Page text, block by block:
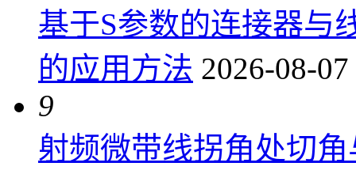
基于S参数的连接器与
的应用方法 2026-08-
9
射频微带线拐角处切